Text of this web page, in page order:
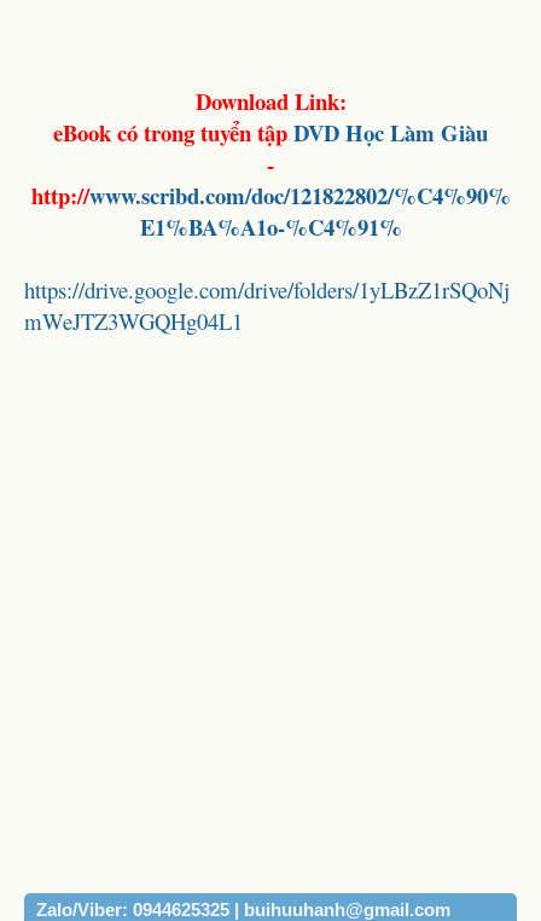
Download Link:
eBook có trong tuyển tậpDVD Học Làm Giàu
-
http://www.scribd.com/doc/121822802/%C4%90%
E1%BA%A1o-%C4%91%
https://drive.google.com/drive/folders/1yLBzZ1rSQoNj
mWeJTZ3WGQHg04L1
Zalo/Viber: 0944625325 | buihuuhanh@gmail.com